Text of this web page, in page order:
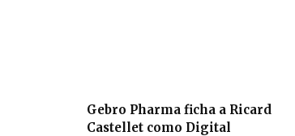
Gebro Pharma ficha a Ricard
Castellet como Digital